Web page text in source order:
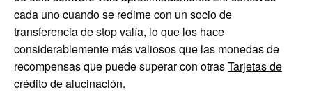
cada uno cuando se redime con un socio de
transferencia de stop valía, lo que los hace
considerablemente más valiosos que las monedas de
recompensas que puede superar con otrasTarjetas de
crédito de alucinación.